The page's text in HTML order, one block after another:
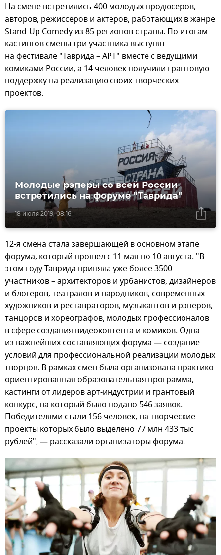
На смене встретились 400 молодых продюсеров,
авторов, режиссеров и актеров, работающих в жанре
Stand-Up Comedy из 85 регионов страны. По итогам
кастингов смены три участника выступят
на фестивале "Таврида – АРТ" вместе с ведущими
комиками России, а 14 человек получили грантовую
поддержку на реализацию своих творческих
проектов.
18 июля 2019, 08:16
Молодые рэперы со всей России
встретились на форуме "Таврида"
12-я смена стала завершающей в основном этапе
форума, который прошел с 11 мая по 10 августа. "В
этом году Таврида приняла уже более 3500
участников – архитекторов и урбанистов, дизайнеров
и блогеров, театралов и народников, современных
художников и реставраторов, музыкантов и рэперов,
танцоров и хореографов, молодых профессионалов
в сфере создания видеоконтента и комиков. Одна
из важнейших составляющих форума — создание
условий для профессиональной реализации молодых
творцов. В рамках смен была организована практико-
ориентированная образовательная программа,
кастинги от лидеров арт-индустрии и грантовый
конкурс, на который было подано 546 заявок.
Победителями стали 156 человек, на творческие
проекты которых было выделено 77 млн 433 тыс
рублей", — рассказали организаторы форума.